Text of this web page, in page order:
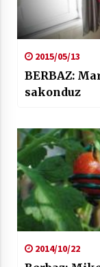
2015/05/13
BERBAZ:
sakonduz
2014/10/22